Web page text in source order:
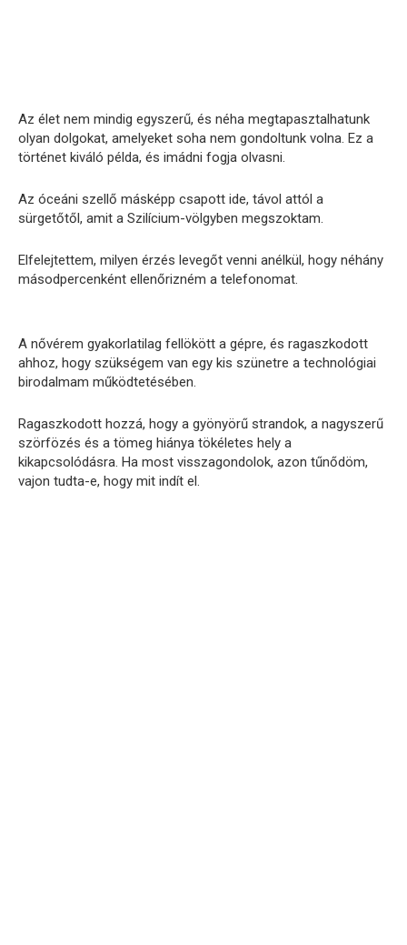
Az élet nem mindig egyszerű, és néha megtapasztalhatunk
olyan dolgokat, amelyeket soha nem gondoltunk volna. Ez a
történet kiváló példa, és imádni fogja olvasni.
Az óceáni szellő másképp csapott ide, távol attól a
sürgetőtől, amit a Szilícium-völgyben megszoktam.
Elfelejtettem, milyen érzés levegőt venni anélkül, hogy néhány
másodpercenként ellenőrizném a telefonomat.
A nővérem gyakorlatilag fellökött a gépre, és ragaszkodott
ahhoz, hogy szükségem van egy kis szünetre a technológiai
birodalmam működtetésében.
Ragaszkodott hozzá, hogy a gyönyörű strandok, a nagyszerű
szörfözés és a tömeg hiánya tökéletes hely a
kikapcsolódásra. Ha most visszagondolok, azon tűnődöm,
vajon tudta-e, hogy mit indít el.